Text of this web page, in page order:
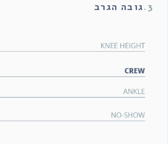
3. גובה הגרב